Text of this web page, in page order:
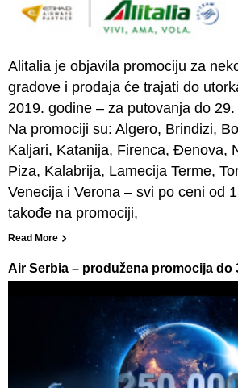
Alitalia je objavila promociju za
gradove i prodaja će trajati do
2019. godine – za putovanja do 29.
Na promociji su: Algero, Brindizi,
Kaljari, Katanija, Firenca, Đenova,
Piza, Kalabrija, Lamecija Terme,
Venecija i Verona – svi po ceni od
takođe na promociji,
Read More
Air Serbia – produžena promocija do